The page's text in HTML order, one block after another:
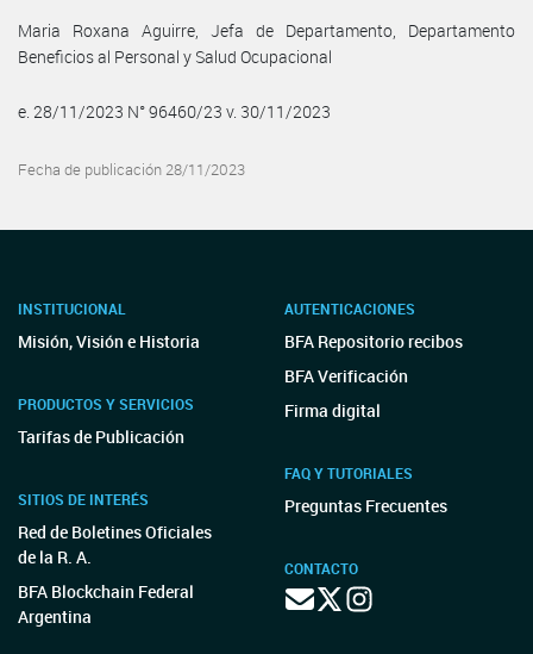
Maria Roxana Aguirre, Jefa de Departamento, Departamento
Beneficios al Personal y Salud Ocupacional
e. 28/11/2023 N° 96460/23 v. 30/11/2023
Fecha de publicación 28/11/2023
INSTITUCIONAL
Misión, Visión e Historia
PRODUCTOS Y SERVICIOS
Tarifas de Publicación
SITIOS DE INTERÉS
Red de Boletines Oficiales
de la R. A.
BFA Blockchain Federal
Argentina
AUTENTICACIONES
BFA Repositorio recibos
BFA Verificación
Firma digital
FAQ Y TUTORIALES
Preguntas Frecuentes
CONTACTO